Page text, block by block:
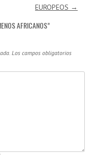
EUROPEOS →
AFRICANOS”
Los campos obligatorios